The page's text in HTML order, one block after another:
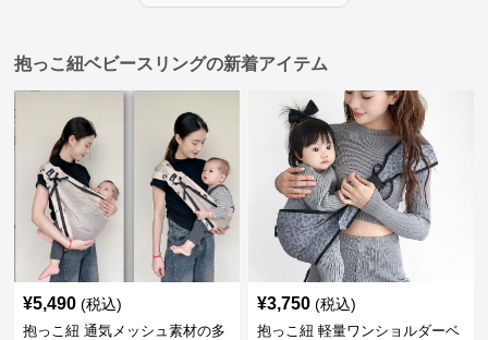
抱っこ紐ベビースリングの新着アイテム
¥5,490 (税込)
抱っこ紐 通気メッシュ素材の多
¥3,750 (税込)
抱っこ紐 軽量ワンショルダーベ